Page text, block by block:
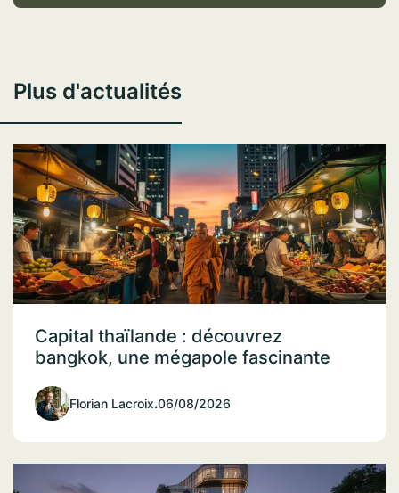
Plus d'actualités
Capital thaïlande : découvrez
bangkok, une mégapole fascinante
Florian Lacroix.06/08/2026